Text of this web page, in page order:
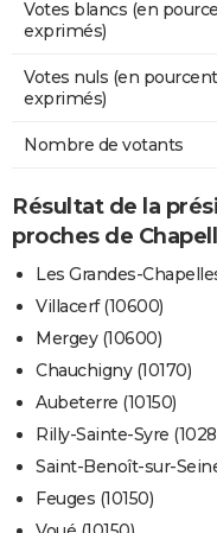
Votes blancs (en
exprimés)
Votes nuls (en
exprimés)
Nombre de votants
Résultat de la
proches de
Les Grandes-
Villacerf (10600)
Mergey (10600)
Chauchigny (10170)
Aubeterre (10150)
Rilly-Sainte-Syre
Saint-Benoît-sur-
Feuges (10150)